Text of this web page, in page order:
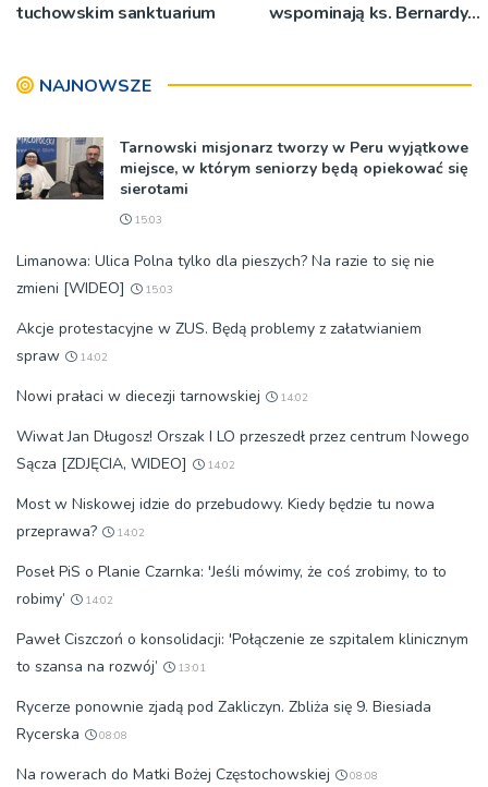
tuchowskim sanktuarium
wspominają ks. Bernardyna
NAJNOWSZE
Tarnowski misjonarz tworzy w Peru wyjątkowe
miejsce, w którym seniorzy będą opiekować się
sierotami
15:03
Limanowa: Ulica Polna tylko dla pieszych? Na razie to się nie
zmieni [WIDEO]
15:03
Akcje protestacyjne w ZUS. Będą problemy z załatwianiem
spraw
14:02
Nowi prałaci w diecezji tarnowskiej 14:02
Wiwat Jan Długosz! Orszak I LO przeszedł przez centrum Nowego
Sącza [ZDJĘCIA, WIDEO]
14:02
Most w Niskowej idzie do przebudowy. Kiedy będzie tu nowa
przeprawa?
14:02
Poseł PiS o Planie Czarnka: 'Jeśli mówimy, że coś zrobimy, to to
robimy’
14:02
Paweł Ciszczoń o konsolidacji: 'Połączenie ze szpitalem klinicznym
to szansa na rozwój’
13:01
Rycerze ponownie zjadą pod Zakliczyn. Zbliża się 9. Biesiada
Rycerska
08:08
Na rowerach do Matki Bożej Częstochowskiej 08:08